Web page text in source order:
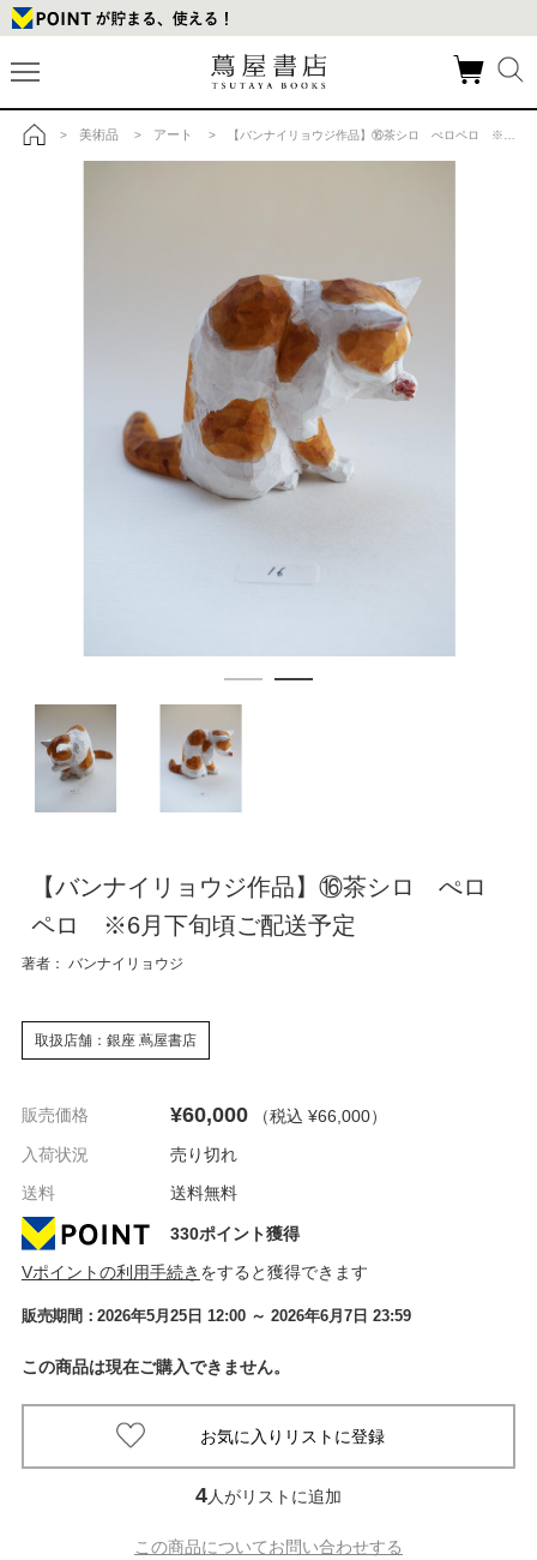
> 美術品 > アート > 【バンナイリョウジ作品】⑯茶シロ ぺロペロ ※6月下旬頃ご配送予定の商品詳細
【バンナイリョウジ作品】⑯茶シロ ぺロ
ペロ ※6月下旬頃ご配送予定
著者： バンナイリョウジ
取扱店舗：銀座 蔦屋書店
販売価格 ¥60,000 （税込 ¥66,000）
入荷状況
売り切れ
送料
送料無料
330ポイント獲得
Vポイントの利用手続き をすると獲得できます
販売期間：2026年5月25日 12:00 ～ 2026年6月7日 23:59
この商品は現在ご購入できません。
4人がリストに追加
この商品についてお問い合わせする